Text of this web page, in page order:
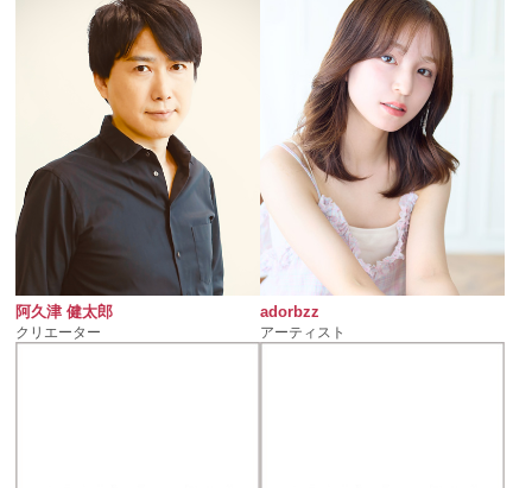
阿久津 健太郎
クリエーター
adorbzz
アーティスト